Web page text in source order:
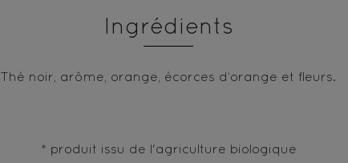
Ingrédients
Thé noir, arôme, orange, écorces d‘orange et fleurs.
* produit issu de l'agriculture biologique